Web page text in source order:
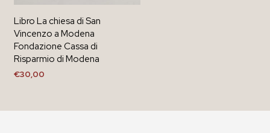
Libro La chiesa di San
Vincenzo a Modena
Fondazione Cassa di
Risparmio di Modena
€30,00